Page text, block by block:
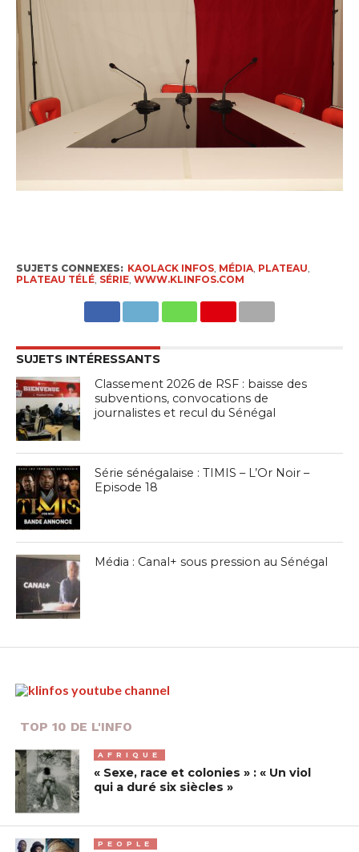
SUJETS CONNEXES: KAOLACK INFOS, MÉDIA, PLATEAU,
PLATEAU TÉLÉ, SÉRIE, WWW.KLINFOS.COM
SUJETS INTÉRESSANTS
Classement 2026 de RSF : baisse des
subventions, convocations de
journalistes et recul du Sénégal
Série sénégalaise : TIMIS – L’Or Noir –
Episode 18
Média : Canal+ sous pression au Sénégal
TOP 10 DE L'INFO
AFRIQUE
« Sexe, race et colonies » : « Un viol
qui a duré six siècles »
PEOPLE